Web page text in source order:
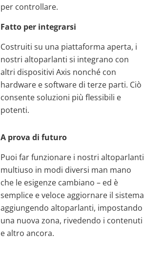
per controllare.
Fatto per integrarsi
Costruiti su una piattaforma aperta, i
nostri altoparlanti si integrano con
altri dispositivi Axis nonché con
hardware e software di terze parti. Ciò
consente soluzioni più flessibili e
potenti.
A prova di futuro
Puoi far funzionare i nostri altoparlanti
multiuso in modi diversi man mano
che le esigenze cambiano – ed è
semplice e veloce aggiornare il sistema
aggiungendo altoparlanti, impostando
una nuova zona, rivedendo i contenuti
e altro ancora.